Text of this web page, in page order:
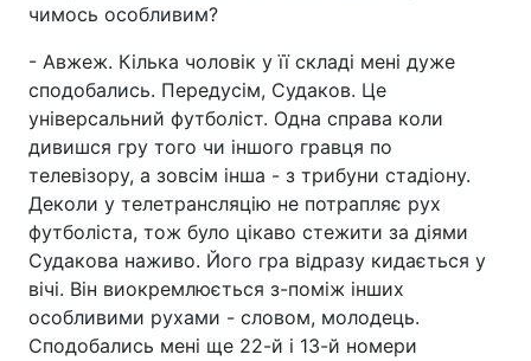
чимось особливим?
- Авжеж. Кілька чоловік у її складі мені дуже
сподобались. Передусім, Судаков. Це
універсальний футболіст. Одна справа коли
дивишся гру того чи іншого гравця по
телевізору, а зовсім інша - з трибуни стадіону.
Деколи у телетрансляцію не потрапляє рух
футболіста, тож було цікаво стежити за діями
Судакова наживо. Його гра відразу кидається у
вічі. Він виокремлюється з-поміж інших
особливими рухами - словом, молодець.
Сподобались мені ще 22-й і 13-й номери